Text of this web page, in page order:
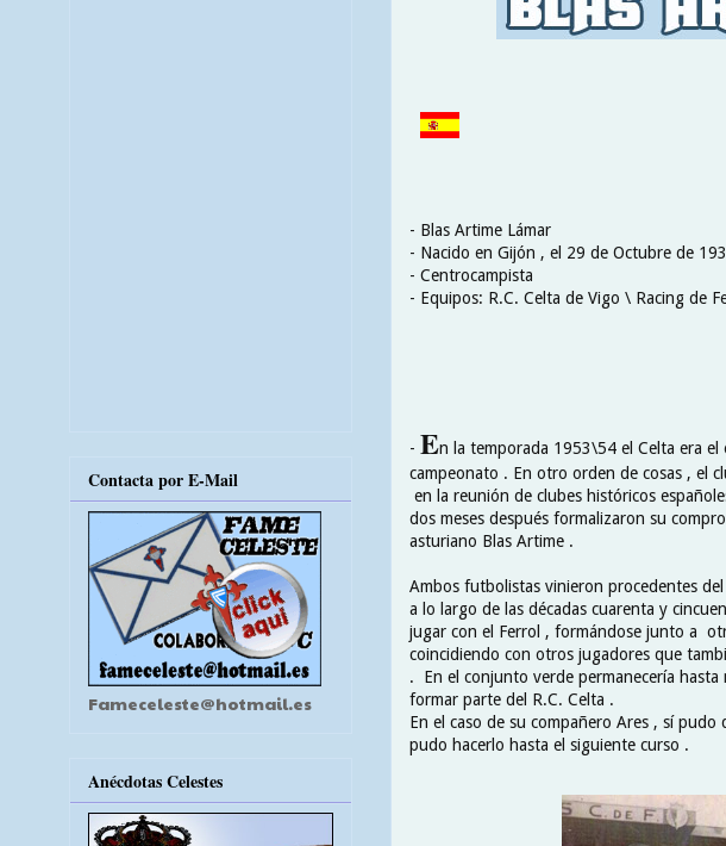
- Blas Artime Lámar
- Nacido en Gijón , el 29 de Octubre de
- Centrocampista
- Equipos: R.C. Celta de Vigo \ Racing de
- En la temporada 1953\54 el Celta era
campeonato . En otro orden de cosas , el
en la reunión de clubes históricos
dos meses después formalizaron su
asturiano Blas Artime .
Ambos futbolistas vinieron procedentes
a lo largo de las décadas cuarenta y
jugar con el Ferrol , formándose junto a
coincidiendo con otros jugadores que
. En el conjunto verde permanecería
formar parte del R.C. Celta .
En el caso de su compañero Ares , sí
pudo hacerlo hasta el siguiente curso .
Contacta por E-Mail
Fameceleste@hotmail.es
Anécdotas Celestes